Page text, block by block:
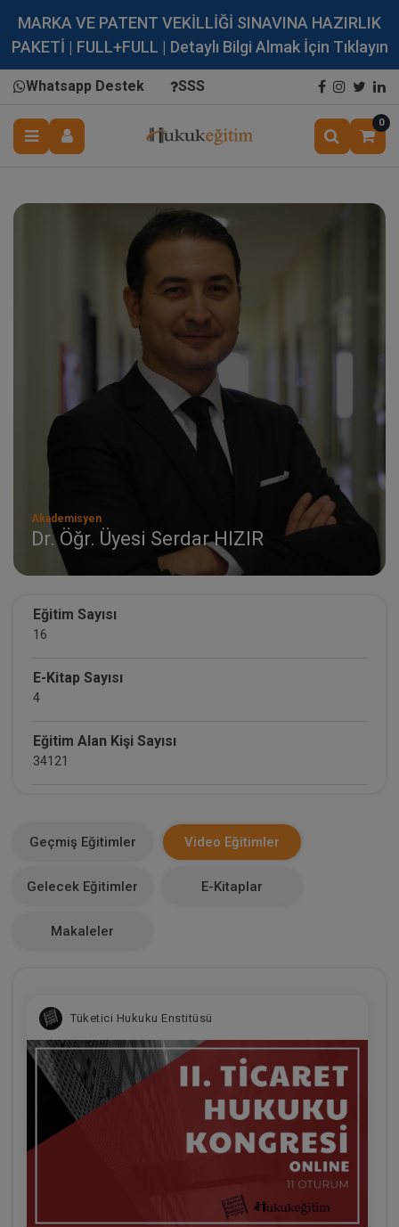
MARKA VE PATENT VEKİLLİĞİ SINAVINA HAZIRLIK
PAKETİ | FULL+FULL | Detaylı Bilgi Almak İçin Tıklayın
Whatsapp Destek SSS
0
Akademisyen
Dr. Öğr. Üyesi Serdar HIZIR
Eğitim Sayısı
16
E-Kitap Sayısı
4
Eğitim Alan Kişi Sayısı
34121
0
Geçmiş Eğitimler Video Eğitimler
Gelecek Eğitimler E-Kitaplar
Makaleler
Tüketici Hukuku Enstitüsü